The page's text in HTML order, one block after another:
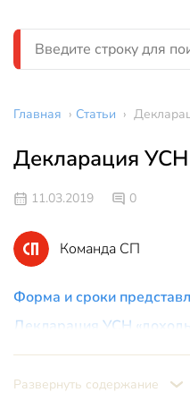
Главная › Статьи ›
Декларация УСН
11.03.2019 0
Команда СП
Форма и сроки
Декларация УСН
«Упрощенка»: как
«Титульный лист»
Развернуть содержание